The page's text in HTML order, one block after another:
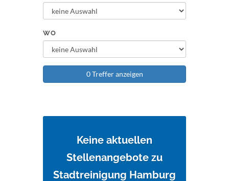
WO
0 Treffer anzeigen
Keine aktuellen
Stellenangebote zu
Stadtreinigung Hamburg